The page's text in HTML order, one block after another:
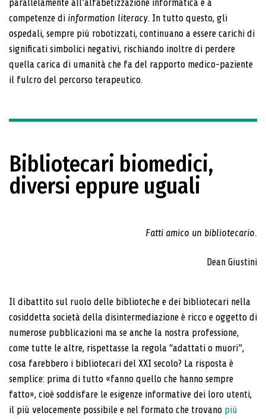
parallelamente all’alfabetizzazione informatica e a
competenze di information literacy. In tutto questo, gli
ospedali, sempre più robotizzati, continuano a essere carichi di
significati simbolici negativi, rischiando inoltre di perdere
quella carica di umanità che fa del rapporto medico-paziente
il fulcro del percorso terapeutico.
Bibliotecari biomedici,
diversi eppure uguali
Fatti amico un bibliotecario.
Dean Giustini
Il dibattito sul ruolo delle biblioteche e dei bibliotecari nella
cosiddetta società della disintermediazione è ricco e oggetto di
numerose pubblicazioni ma se anche la nostra professione,
come tutte le altre, rispettasse la regola “adattati o muori”,
cosa farebbero i bibliotecari del XXI secolo? La risposta è
semplice: prima di tutto «fanno quello che hanno sempre
fatto», cioè soddisfare le esigenze informative dei loro utenti,
il più velocemente possibile e nel formato che trovano più